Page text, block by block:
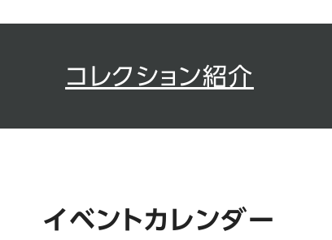
コレクション紹介
イベントカレンダー